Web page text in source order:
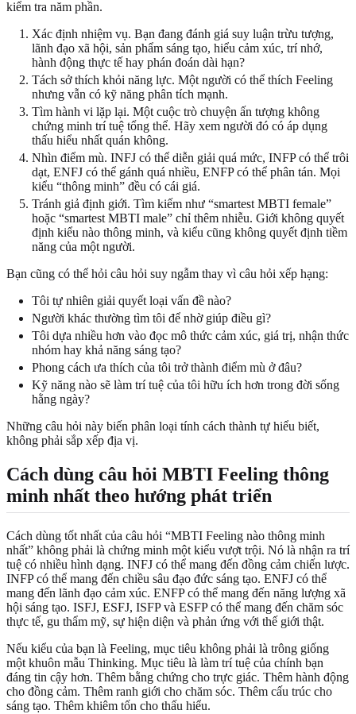
kiểm tra năm phần.
Xác định nhiệm vụ. Bạn đang đánh giá suy luận trừu tượng,
lãnh đạo xã hội, sản phẩm sáng tạo, hiểu cảm xúc, trí nhớ,
hành động thực tế hay phán đoán dài hạn?
Tách sở thích khỏi năng lực. Một người có thể thích Feeling
nhưng vẫn có kỹ năng phân tích mạnh.
Tìm hành vi lặp lại. Một cuộc trò chuyện ấn tượng không
chứng minh trí tuệ tổng thể. Hãy xem người đó có áp dụng
thấu hiểu nhất quán không.
Nhìn điểm mù. INFJ có thể diễn giải quá mức, INFP có thể trôi
dạt, ENFJ có thể gánh quá nhiều, ENFP có thể phân tán. Mọi
kiểu “thông minh” đều có cái giá.
Tránh giả định giới. Tìm kiếm như “smartest MBTI female”
hoặc “smartest MBTI male” chỉ thêm nhiễu. Giới không quyết
định kiểu nào thông minh, và kiểu cũng không quyết định tiềm
năng của một người.
Bạn cũng có thể hỏi câu hỏi suy ngẫm thay vì câu hỏi xếp hạng:
Tôi tự nhiên giải quyết loại vấn đề nào?
Người khác thường tìm tôi để nhờ giúp điều gì?
Tôi dựa nhiều hơn vào đọc mô thức cảm xúc, giá trị, nhận thức
nhóm hay khả năng sáng tạo?
Phong cách ưa thích của tôi trở thành điểm mù ở đâu?
Kỹ năng nào sẽ làm trí tuệ của tôi hữu ích hơn trong đời sống
hằng ngày?
Những câu hỏi này biến phân loại tính cách thành tự hiểu biết,
không phải sắp xếp địa vị.
Cách dùng câu hỏi MBTI Feeling thông
minh nhất theo hướng phát triển
Cách dùng tốt nhất của câu hỏi “MBTI Feeling nào thông minh
nhất” không phải là chứng minh một kiểu vượt trội. Nó là nhận ra trí
tuệ có nhiều hình dạng. INFJ có thể mang đến đồng cảm chiến lược.
INFP có thể mang đến chiều sâu đạo đức sáng tạo. ENFJ có thể
mang đến lãnh đạo cảm xúc. ENFP có thể mang đến năng lượng xã
hội sáng tạo. ISFJ, ESFJ, ISFP và ESFP có thể mang đến chăm sóc
thực tế, gu thẩm mỹ, sự hiện diện và phản ứng với thế giới thật.
Nếu kiểu của bạn là Feeling, mục tiêu không phải là trông giống
một khuôn mẫu Thinking. Mục tiêu là làm trí tuệ của chính bạn
đáng tin cậy hơn. Thêm bằng chứng cho trực giác. Thêm hành động
cho đồng cảm. Thêm ranh giới cho chăm sóc. Thêm cấu trúc cho
sáng tạo. Thêm khiêm tốn cho thấu hiểu.